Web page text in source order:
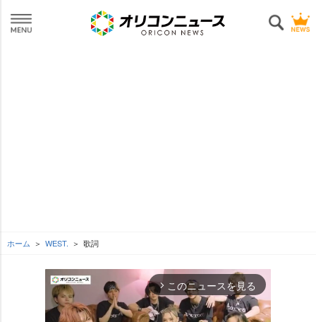
ホーム WEST. 歌詞
arrow_forward_ios このニュースを見る